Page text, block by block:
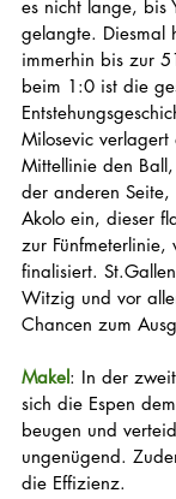
es nicht lange, bis
gelangte. Diesmal
immerhin bis zur
beim 1:0 ist die
Milosevic
Mittellinie den
der anderen
Akolo ein, dieser
zur Fünfmeterlinie,
finalisiert.
Witzig und vor
Chancen zum
Makel: In der
sich die Espen
beugen und
ungenügend.
die Effizienz.